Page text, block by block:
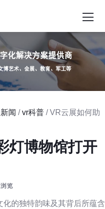
闻 /vr科普 / VR云展如何助
灯博物馆打开
览
的独特韵味及其背后所蕴含